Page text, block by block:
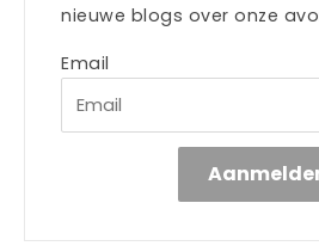
nieuwe blogs over onze
Email